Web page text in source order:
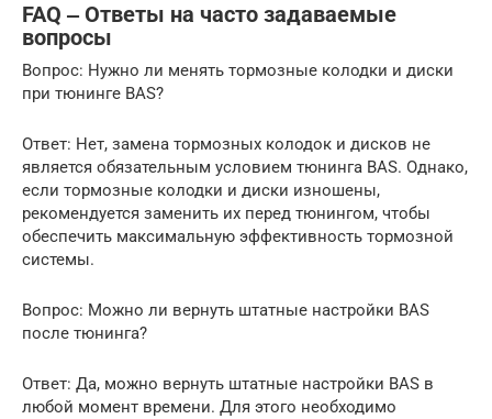
FAQ ‒ Ответы на часто задаваемые
вопросы
Вопрос: Нужно ли менять тормозные колодки и диски
при тюнинге BAS?
Ответ: Нет, замена тормозных колодок и дисков не
является обязательным условием тюнинга BAS. Однако,
если тормозные колодки и диски изношены,
рекомендуется заменить их перед тюнингом, чтобы
обеспечить максимальную эффективность тормозной
системы.
Вопрос: Можно ли вернуть штатные настройки BAS
после тюнинга?
Ответ: Да, можно вернуть штатные настройки BAS в
любой момент времени. Для этого необходимо